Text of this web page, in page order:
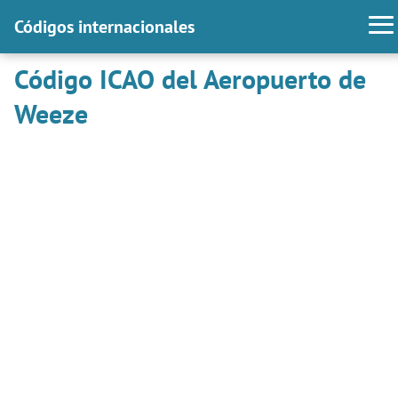
Códigos internacionales
Código ICAO del Aeropuerto de
Weeze